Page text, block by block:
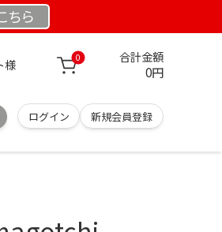
ちら
様 0 合計金額
0円
ログイン 新規会員登録